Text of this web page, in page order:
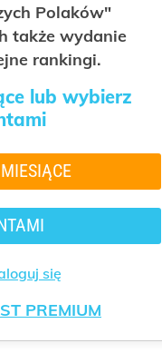
Polaków"
także wydanie
rankingi.
lub wybierz
się
PREMIUM